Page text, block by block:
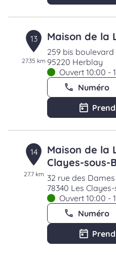
13
27.35 km
Maison de la
259 bis boulevard
95220 Herblay
Ouvert 10:00 -
Numéro
14
27.7 km
Maison de la
Clayes-sous-
32 rue des Dames
78340 Les
Ouvert 10:00 -
Numéro